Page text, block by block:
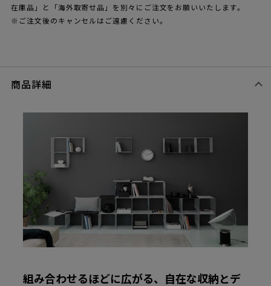
在庫品」と「海外取寄せ品」を別々にご注文をお願いいたします。
※ご注文後のキャンセルはご遠慮ください。
商品詳細
組み合わせるほどに広がる、自在な収納とデ